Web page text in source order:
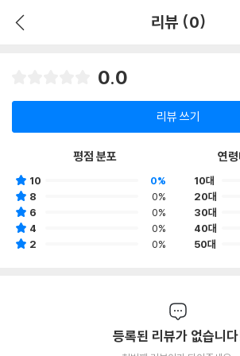
리뷰 (0)
0.0
리뷰 쓰기
평점 분포
10
0%
8
0%
6
0%
4
0%
2
0%
연
10대
20대
30대
40대
50대
등록된 리뷰가 없습니